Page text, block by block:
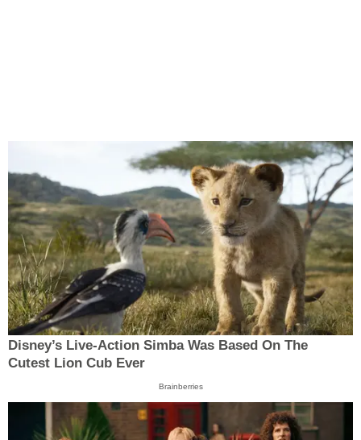
Disney’s Live-Action Simba Was Based On The
Cutest Lion Cub Ever
Brainberries